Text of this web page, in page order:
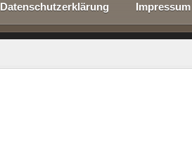
Datenschutzerklärung Impressum